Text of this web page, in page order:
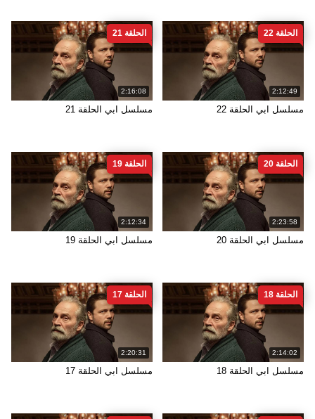
2:12:49
الحلقة 22
مسلسل ابي الحلقة 22
2:16:08
الحلقة 21
مسلسل ابي الحلقة 21
2:23:58
الحلقة 20
مسلسل ابي الحلقة 20
2:12:34
الحلقة 19
مسلسل ابي الحلقة 19
2:14:02
الحلقة 18
مسلسل ابي الحلقة 18
2:20:31
الحلقة 17
مسلسل ابي الحلقة 17